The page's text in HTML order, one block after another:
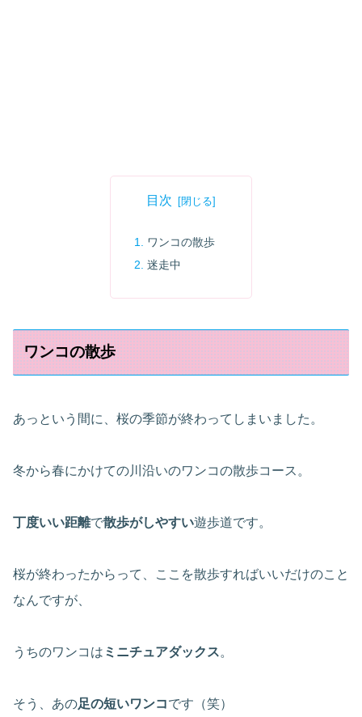
目次
ワンコの散歩
迷走中
ワンコの散歩
あっという間に、桜の季節が終わってしまいました。
冬から春にかけての川沿いのワンコの散歩コース。
丁度いい距離で散歩がしやすい遊歩道です。
桜が終わったからって、ここを散歩すればいいだけのこと
なんですが、
うちのワンコは ミニチュアダックス。
そう、あの足の短いワンコです（笑）